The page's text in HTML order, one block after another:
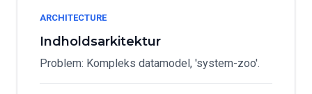
ARCHITECTURE
Indholdsarkitektur
Problem: Kompleks datamodel, 'system-zoo'.